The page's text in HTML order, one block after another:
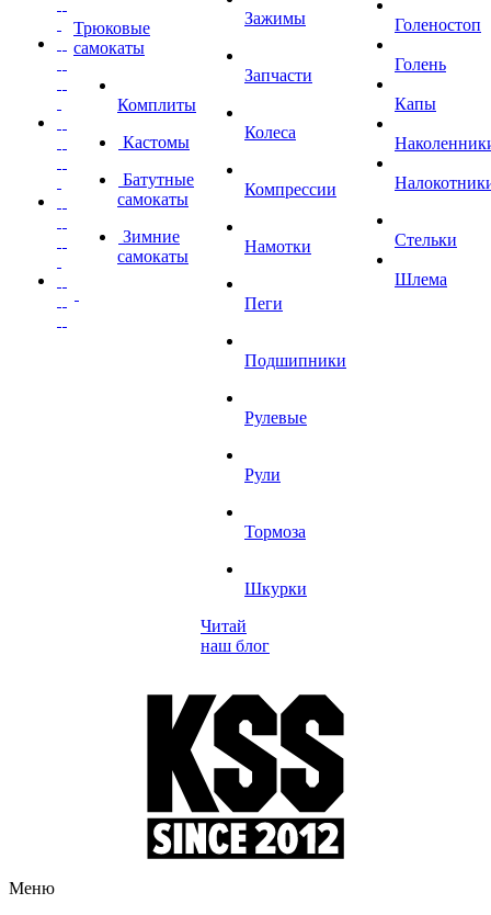
Трюковые
самокаты
Комплиты
Кастомы
Батутные
самокаты
Зимние
самокаты
Зажимы
Запчасти
Колеса
Компрессии
Намотки
Пеги
Подшипники
Рулевые
Рули
Тормоза
Шкурки
Читай
наш блог
Голеностоп
Голень
Капы
Стельки
Шлема
Меню